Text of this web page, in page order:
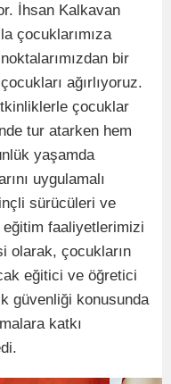
İhsan Kalkavan
çocuklarımıza
bir
ağırlıyoruz.
çocuklar
tur atarken hem
yaşamda
uygulamalı
sürücüleri ve
eğitim faaliyetlerimizi
olarak, çocukların
eğitici ve öğretici
güvenliği konusunda
katkı